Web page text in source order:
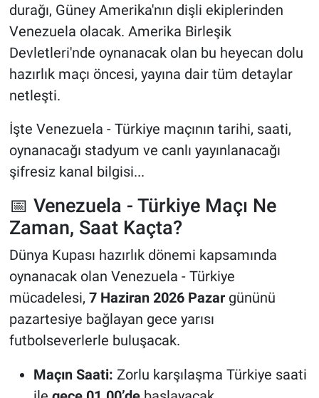
durağı, Güney Amerika'nın dişli ekiplerinden
Venezuela olacak. Amerika Birleşik
Devletleri'nde oynanacak olan bu heyecan dolu
hazırlık maçı öncesi, yayına dair tüm detaylar
netleşti.
İşte Venezuela - Türkiye maçının tarihi, saati,
oynanacağı stadyum ve canlı yayınlanacağı
şifresiz kanal bilgisi...
📅 Venezuela - Türkiye Maçı Ne
Zaman, Saat Kaçta?
Dünya Kupası hazırlık dönemi kapsamında
oynanacak olan Venezuela - Türkiye
mücadelesi, 7 Haziran 2026 Pazargününü
pazartesiye bağlayan gece yarısı
futbolseverlerle buluşacak.
Maçın Saati: Zorlu karşılaşma Türkiye saati